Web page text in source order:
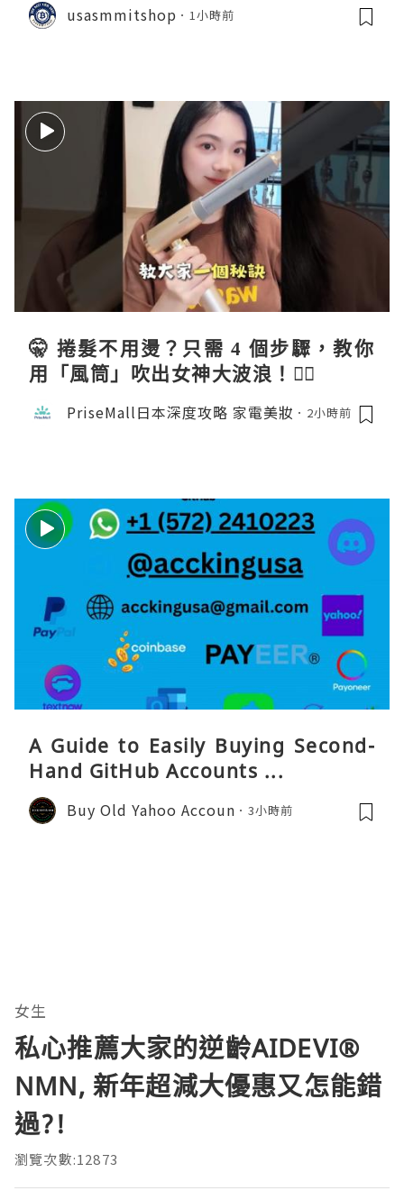
usasmmitshop 1小時前
🤫 捲髮不用燙？只需 4 個步驟，教你
用「風筒」吹出女神大波浪！💇‍♀️
PriseMall日本深度攻略 家電美妝 2小時前
A Guide to Easily Buying Second-
Hand GitHub Accounts ...
Buy Old Yahoo Accoun 3小時前
女生
私心推薦大家的逆齡AIDEVI®️
NMN, 新年超減大優惠又怎能錯
過?!
瀏覽次數:12873